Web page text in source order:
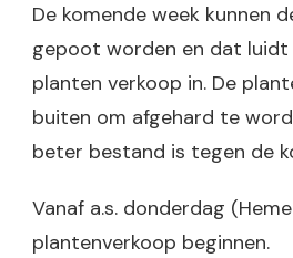
De komende week kunnen
gepoot worden en dat
planten verkoop in. De
buiten om afgehard te
beter bestand is tegen de
Vanaf a.s. donderdag
plantenverkoop beginnen.